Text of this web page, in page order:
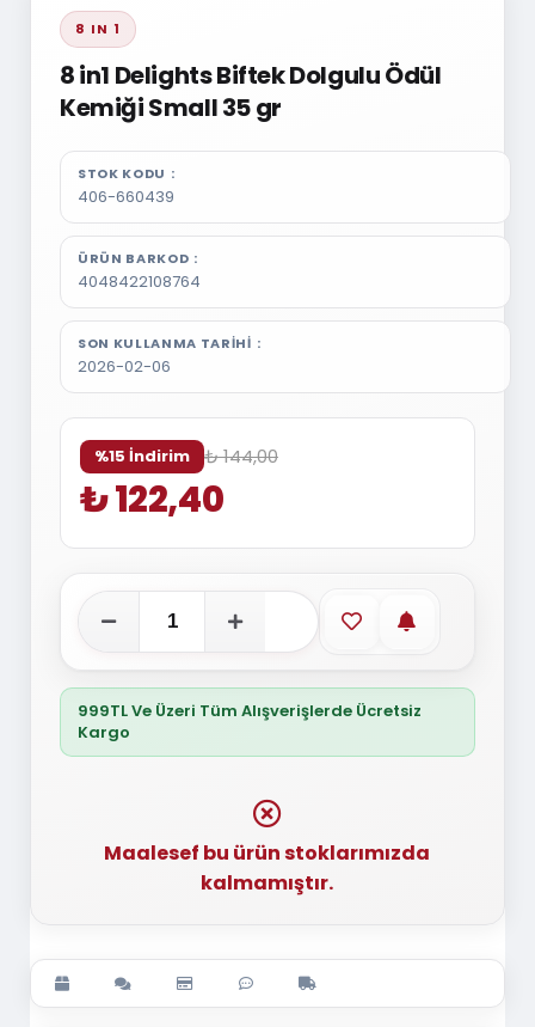
8 IN 1
8 in1 Delights Biftek Dolgulu Ödül
Kemiği Small 35 gr
STOK KODU
406-660439
ÜRÜN BARKOD
4048422108764
SON KULLANMA TARIHI
2026-02-06
%15 İndirim ₺ 144,00
₺ 122,40
Favorilere ekle
Stoğa
999TL Ve Üzeri Tüm Alışverişlerde Ücretsiz
Kargo
Maalesef bu ürün stoklarımızda
kalmamıştır.